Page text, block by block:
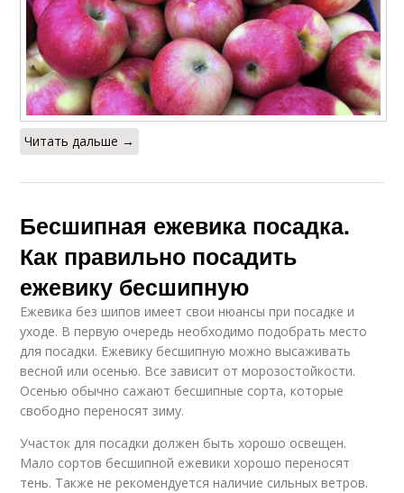
Читать дальше →
Бесшипная ежевика посадка.
Как правильно посадить
ежевику бесшипную
Ежевика без шипов имеет свои нюансы при посадке и
уходе. В первую очередь необходимо подобрать место
для посадки. Ежевику бесшипную можно высаживать
весной или осенью. Все зависит от морозостойкости.
Осенью обычно сажают бесшипные сорта, которые
свободно переносят зиму.
Участок для посадки должен быть хорошо освещен.
Мало сортов бесшипной ежевики хорошо переносят
тень. Также не рекомендуется наличие сильных ветров.